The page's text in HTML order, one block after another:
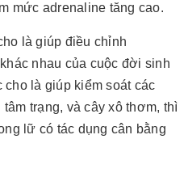
mức adrenaline tăng cao.
là giúp điều chỉnh
nhau của cuộc đời sinh
là giúp kiểm soát các
trạng, và cây xô thơm, thì
lữ có tác dụng cân bằng